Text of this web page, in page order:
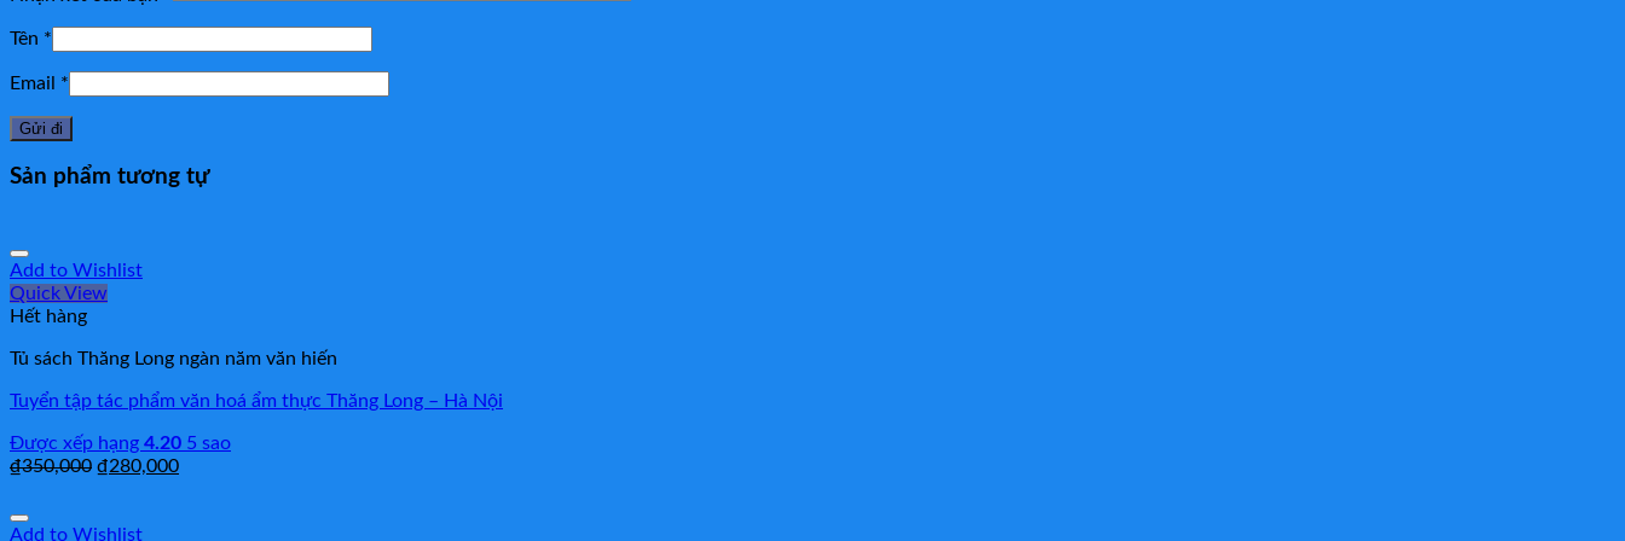
Tên *
Email *
Sản phẩm tương tự
Add to Wishlist
Quick View
Hết hàng
Tủ sách Thăng Long ngàn năm văn hiến
Tuyển tập tác phẩm văn hoá ẩm thực Thăng Long – Hà Nội
Được xếp hạng 4.20 5 sao
₫350,000 ₫280,000
Add to Wishlist